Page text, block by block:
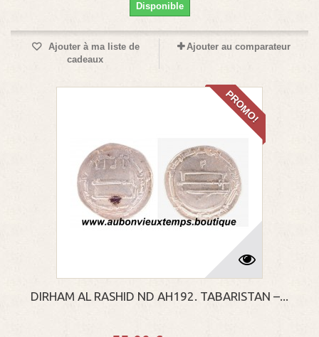
Disponible
Ajouter à ma liste de
cadeaux
Ajouter au comparateur
PROMO!
DIRHAM AL RASHID ND AH192. TABARISTAN –...